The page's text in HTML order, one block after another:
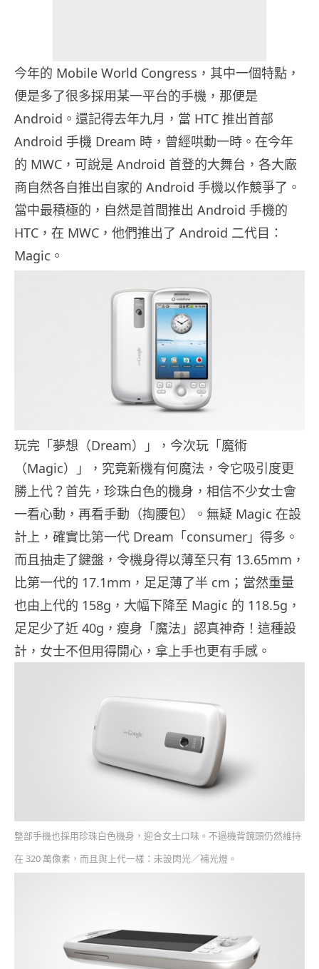
今年的 Mobile World Congress，其中一個特點，
便是多了很多採用某一平台的手機，那便是
Android。還記得去年九月，當 HTC 推出首部
Android 手機 Dream 時，曾經哄動一時。在今年
的 MWC，可說是 Android 首登的大舞台，各大廠
商自然各自推出自家的 Android 手機以作競爭了。
當中最積極的，自然是首間推出 Android 手機的
HTC，在 MWC，他們推出了 Android 二代目：
Magic。
玩完「夢想（Dream）」，今次玩「魔術
（Magic）」，究竟新機有何魔法，令它吸引度更
勝上代？首先，珍珠白色的機身，相信不少女士會
一看心動，再看手動（掏腰包）。無疑 Magic 在設
計上，確實比第一代 Dream「consumer」得多。
而且抽走了鍵盤，令機身得以薄至只有 13.65mm，
比第一代的 17.1mm，足足薄了半 cm；當然重量
也由上代的 158g，大幅下降至 Magic 的 118.5g，
足足少了近 40g，瘦身「魔法」認真神奇！這種設
計，女士不但用得開心，拿上手也更有手感。
整部手機也採用珍珠白色機身，迎合女士口味。不過機背鏡頭仍然維持
在 320 萬像素，而且與上代一樣：未設閃光／補光燈。